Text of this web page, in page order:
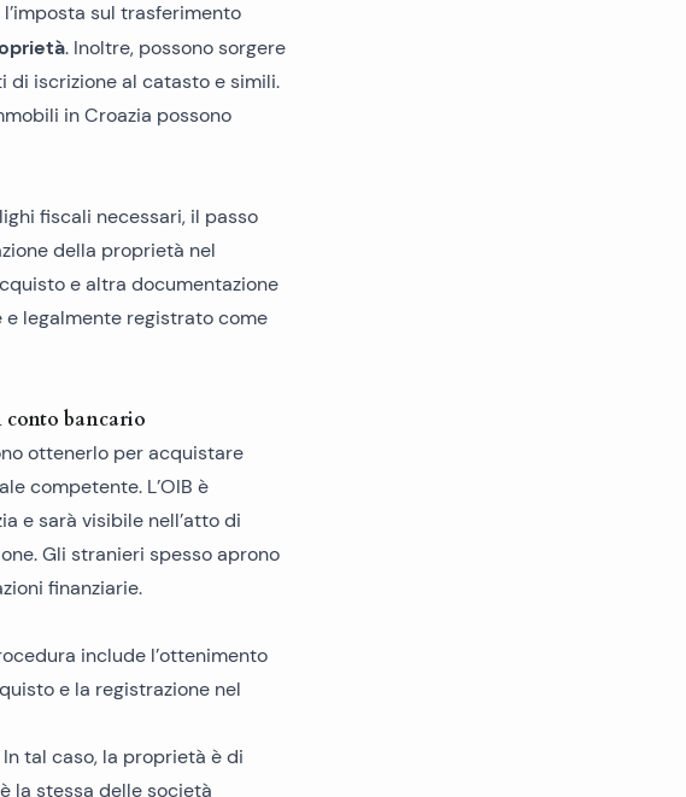
sul trasferimento
. Inoltre, possono sorgere
di iscrizione al catasto e simili.
in Croazia possono
fiscali necessari, il passo
della proprietà nel
e altra documentazione
e legalmente registrato come
bancario
ottenerlo per acquistare
competente. L’OIB è
e sarà visibile nell’atto di
Gli stranieri spesso aprono
finanziarie.
include l’ottenimento
e la registrazione nel
tal caso, la proprietà è di
la stessa delle società